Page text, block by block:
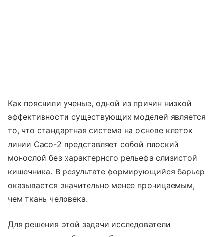
Как пояснили ученые, одной из причин низкой
эффективности существующих моделей является
то, что стандартная система на основе клеток
линии Caco-2 представляет собой плоский
монослой без характерного рельефа слизистой
кишечника. В результате формирующийся барьер
оказывается значительно менее проницаемым,
чем ткань человека.
Для решения этой задачи исследователи